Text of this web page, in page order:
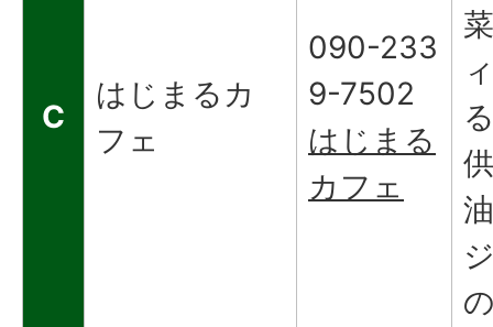
C
はじまるカ
フェ
090-233
9-7502
はじまる
カフェ